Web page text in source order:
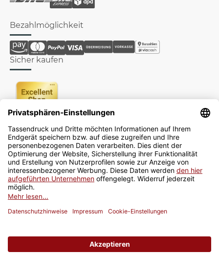
Bezahlmöglichkeit
Sicher kaufen
Newsletter